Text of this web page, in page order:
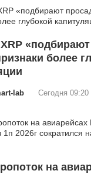
более
lab Сегодня 09:20
на